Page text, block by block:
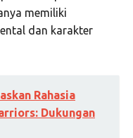
memiliki
dan karakter
Rahasia
Dukungan